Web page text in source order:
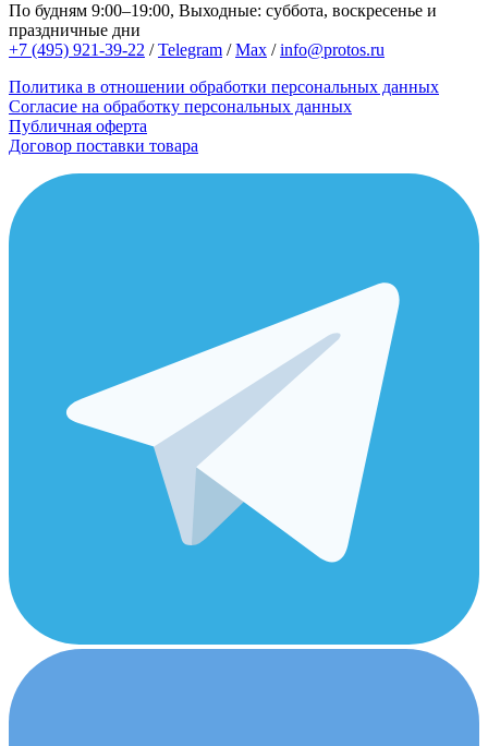
По будням 9:00–19:00, Выходные: суббота, воскресенье и
праздничные дни
+7 (495) 921-39-22 /Telegram /Max /info@protos.ru
Политика в отношении обработки персональных данных
Согласие на обработку персональных данных
Публичная оферта
Договор поставки товара